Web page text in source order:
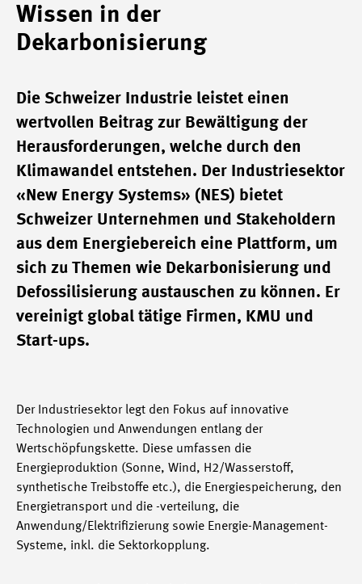
Wissen in der
Dekarbonisierung
Die Schweizer Industrie leistet einen
wertvollen Beitrag zur Bewältigung der
Herausforderungen, welche durch den
Klimawandel entstehen. Der Industriesektor
«New Energy Systems» (NES) bietet
Schweizer Unternehmen und Stakeholdern
aus dem Energiebereich eine Plattform, um
sich zu Themen wie Dekarbonisierung und
Defossilisierung austauschen zu können. Er
vereinigt global tätige Firmen, KMU und
Start-ups.
Der Industriesektor legt den Fokus auf innovative
Technologien und Anwendungen entlang der
Wertschöpfungskette. Diese umfassen die
Energieproduktion (Sonne, Wind, H2/Wasserstoff,
synthetische Treibstoffe etc.), die Energiespeicherung, den
Energietransport und die -verteilung, die
Anwendung/Elektrifizierung sowie Energie-Management-
Systeme, inkl. die Sektorkopplung.